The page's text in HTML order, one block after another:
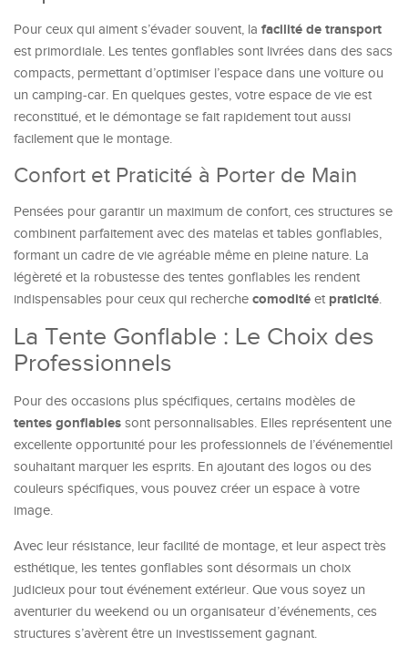
Pour ceux qui aiment s’évader souvent, la facilité de transport
est primordiale. Les tentes gonflables sont livrées dans des sacs
compacts, permettant d’optimiser l’espace dans une voiture ou
un camping-car. En quelques gestes, votre espace de vie est
reconstitué, et le démontage se fait rapidement tout aussi
facilement que le montage.
Confort et Praticité à Porter de Main
Pensées pour garantir un maximum de confort, ces structures se
combinent parfaitement avec des matelas et tables gonflables,
formant un cadre de vie agréable même en pleine nature. La
légèreté et la robustesse des tentes gonflables les rendent
indispensables pour ceux qui recherche comodité et praticité.
La Tente Gonflable : Le Choix des
Professionnels
Pour des occasions plus spécifiques, certains modèles de
tentes gonflables sont personnalisables. Elles représentent une
excellente opportunité pour les professionnels de l’événementiel
souhaitant marquer les esprits. En ajoutant des logos ou des
couleurs spécifiques, vous pouvez créer un espace à votre
image.
Avec leur résistance, leur facilité de montage, et leur aspect très
esthétique, les tentes gonflables sont désormais un choix
judicieux pour tout événement extérieur. Que vous soyez un
aventurier du weekend ou un organisateur d’événements, ces
structures s’avèrent être un investissement gagnant.